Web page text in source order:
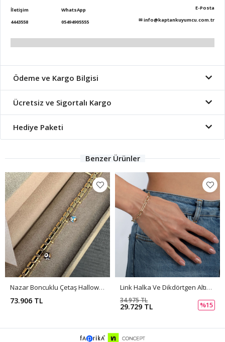
İletişim
4443558
WhatsApp
05494905555
E-Posta
✉info@kaptankuyumcu.com.tr
Ödeme ve Kargo Bilgisi
Ücretsiz ve Sigortalı Kargo
Hediye Paketi
Benzer Ürünler
Nazar Boncuklu Çetaş Hallow Bileklik BL0105
73.906 TL
Link Halka Ve Dikdörtgen Altın Bileklik PI0070
29.729 TL
34.975 TL
%15